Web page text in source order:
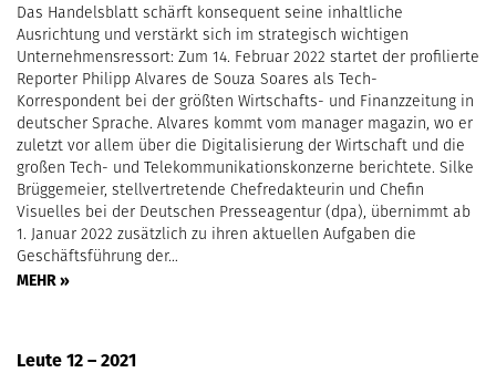
Das Handelsblatt schärft konsequent seine inhaltliche
Ausrichtung und verstärkt sich im strategisch wichtigen
Unternehmensressort: Zum 14. Februar 2022 startet der profilierte
Reporter Philipp Alvares de Souza Soares als Tech-
Korrespondent bei der größten Wirtschafts- und Finanzzeitung in
deutscher Sprache. Alvares kommt vom manager magazin, wo er
zuletzt vor allem über die Digitalisierung der Wirtschaft und die
großen Tech- und Telekommunikationskonzerne berichtete. Silke
Brüggemeier, stellvertretende Chefredakteurin und Chefin
Visuelles bei der Deutschen Presseagentur (dpa), übernimmt ab
1. Januar 2022 zusätzlich zu ihren aktuellen Aufgaben die
Geschäftsführung der…
MEHR »
Leute 12 – 2021